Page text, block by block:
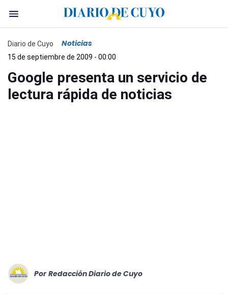
Diario de Cuyo Noticias
15 de septiembre de 2009 - 00:00
Google presenta un servicio de
lectura rápida de noticias
Por Redacción Diario de Cuyo